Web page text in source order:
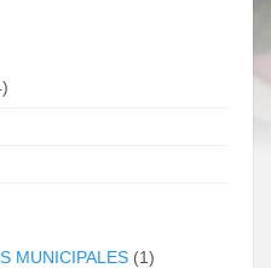
MUNICIPALES (1)